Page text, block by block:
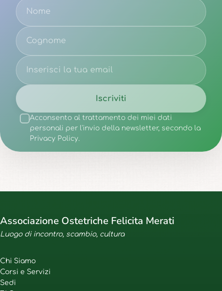
Email
Iscriviti
Acconsento al trattamento dei miei dati
personali per l'invio della newsletter, secondo la
Privacy Policy.
Associazione Ostetriche Felicita Merati
Luogo di incontro, scambio, cultura
Chi Siamo
Corsi e Servizi
Sedi